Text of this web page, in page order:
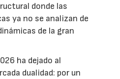
donde las
ya no se analizan de
de la gran
ha dejado al
dualidad: por un